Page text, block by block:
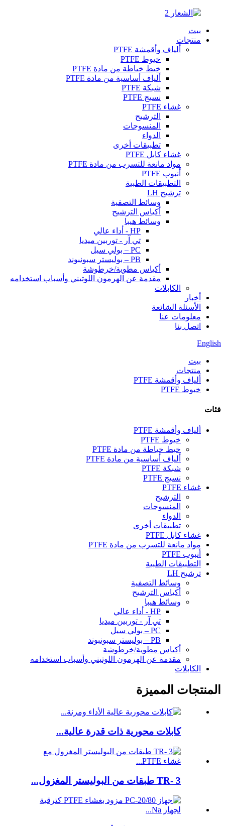
بيت
منتجات
ألياف وأقمشة PTFE
خيوط PTFE
خيط خياطة من مادة PTFE
ألياف أساسية من مادة PTFE
شبكة PTFE
نسيج PTFE
غشاء PTFE
الترشيح
المنسوجات
الدواء
تطبيقات أخرى
غشاء كابل PTFE
مواد مانعة للتسرب من مادة PTFE
أنبوب PTFE
التطبيقات الطبية
ترشيح LH
وسائط التصفية
أكياس الترشيح
وسائط هيبا
HP - أداء عالي
تي آر - توربين ميديا
PC – بولي سيل
PB – بوليستر سبونبوند
أكياس مطوية/خرطوشة
مقدمة عن الهرمون اللوتيني وأسباب استخدامه
الكابلات
أخبار
الأسئلة الشائعة
معلومات عنا
اتصل بنا
English
بيت
منتجات
ألياف وأقمشة PTFE
خيوط PTFE
فئات
ألياف وأقمشة PTFE
خيوط PTFE
خيط خياطة من مادة PTFE
ألياف أساسية من مادة PTFE
شبكة PTFE
نسيج PTFE
غشاء PTFE
الترشيح
المنسوجات
الدواء
تطبيقات أخرى
غشاء كابل PTFE
مواد مانعة للتسرب من مادة PTFE
أنبوب PTFE
التطبيقات الطبية
ترشيح LH
وسائط التصفية
أكياس الترشيح
وسائط هيبا
HP - أداء عالي
تي آر - توربين ميديا
PC – بولي سيل
PB – بوليستر سبونبوند
أكياس مطوية/خرطوشة
مقدمة عن الهرمون اللوتيني وأسباب استخدامه
الكابلات
المنتجات المميزة
كابلات محورية ذات قدرة عالية...
TR- 3 طبقات من البوليستر المغزول...